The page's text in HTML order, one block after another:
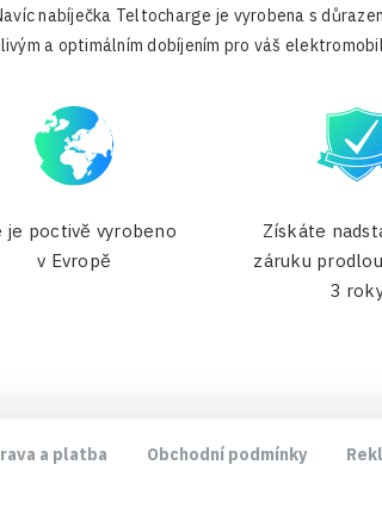
nabíječka Teltocharge je vyrobena s
a optimálním dobíjením pro váš
je poctivě vyrobeno
v Evropě
Získáte
záruku
3
a platba Obchodní podmínky